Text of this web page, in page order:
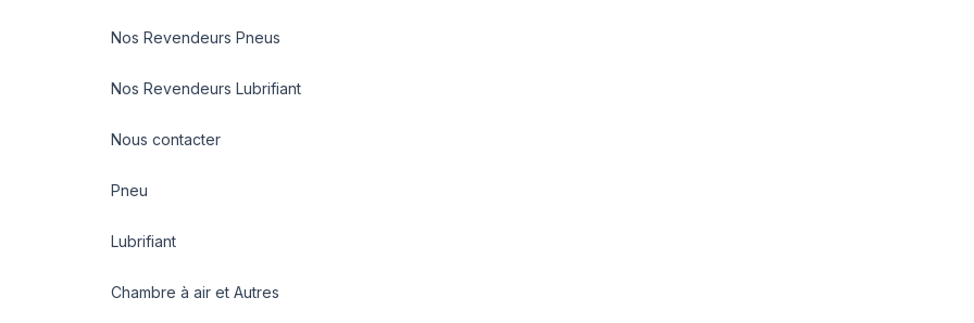
Nos Revendeurs Pneus
Nos Revendeurs Lubrifiant
Nous contacter
Pneu
Lubrifiant
Chambre à air et Autres